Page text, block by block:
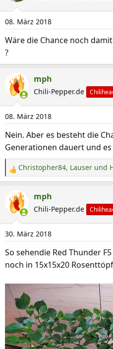
08. März 2018
Wäre die Chance noch
?
mph
Chili-Pepper.de
08. März 2018
Nein. Aber es besteht die
Generationen dauert und
R
e
a
k
i
o
n
n
Christopher84, Lauser und
mph
Chili-Pepper.de
30. März 2018
So sehendie Red Thunder
noch in 15x15x20